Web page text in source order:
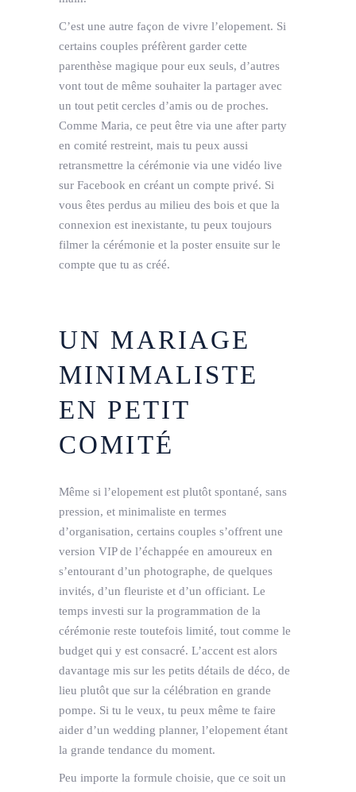
C’est une autre façon de vivre l’elopement. Si
certains couples préfèrent garder cette
parenthèse magique pour eux seuls, d’autres
vont tout de même souhaiter la partager avec
un tout petit cercles d’amis ou de proches.
Comme Maria, ce peut être via une after party
en comité restreint, mais tu peux aussi
retransmettre la cérémonie via une vidéo live
sur Facebook en créant un compte privé. Si
vous êtes perdus au milieu des bois et que la
connexion est inexistante, tu peux toujours
filmer la cérémonie et la poster ensuite sur le
compte que tu as créé.
UN MARIAGE
MINIMALISTE
EN PETIT
COMITÉ
Même si l’elopement est plutôt spontané, sans
pression, et minimaliste en termes
d’organisation, certains couples s’offrent une
version VIP de l’échappée en amoureux en
s’entourant d’un photographe, de quelques
invités, d’un fleuriste et d’un officiant. Le
temps investi sur la programmation de la
cérémonie reste toutefois limité, tout comme le
budget qui y est consacré. L’accent est alors
davantage mis sur les petits détails de déco, de
lieu plutôt que sur la célébration en grande
pompe. Si tu le veux, tu peux même te faire
aider d’un wedding planner, l’elopement étant
la grande tendance du moment.
Peu importe la formule choisie, que ce soit un